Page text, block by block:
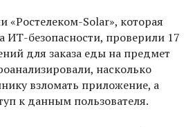
«Ростелеком-Solar», которая
ИТ-безопасности, проверили 17
для заказа еды на предмет
насколько
взломать приложение, а
к данным пользователя.